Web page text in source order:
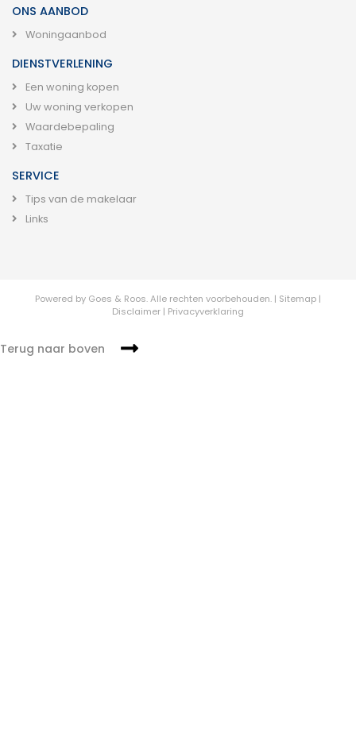
ONS AANBOD
Woningaanbod
DIENSTVERLENING
Een woning kopen
Uw woning verkopen
Waardebepaling
Taxatie
SERVICE
Tips van de makelaar
Links
Powered by Goes & Roos.Alle rechten voorbehouden. | Sitemap |
Disclaimer | Privacyverklaring